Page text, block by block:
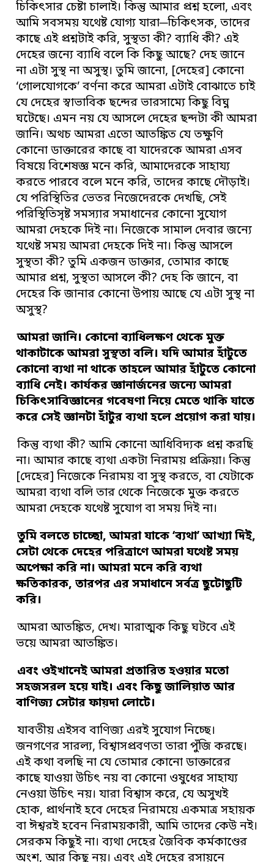
চিকিৎসার চেষ্টা চালাই। কিন্তু আমার প্রশ্ন হলো, এবং
আমি সবসময় যথেষ্ট যোগ্য যারা─চিকিৎসক, তাদের
কাছে এই প্রশ্নটাই করি, সুস্থতা কী? ব্যাধি কী? এই
দেহের জন্যে ব্যাধি বলে কি কিছু আছে? দেহ জানে
না এটা সুস্থ না অসুস্থ। তুমি জানো, [দেহের] কোনো
‘গোলযোগকে’ বর্ণনা করে আমরা এটাই বোঝাতে চাই
যে দেহের স্বাভাবিক ছন্দের ভারসাম্যে কিছু বিঘ্ন
ঘটেছে। এমন নয় যে আসলে দেহের ছন্দটা কী আমরা
জানি। অথচ আমরা এতো আতঙ্কিত যে তক্ষুণি
কোনো ডাক্তারের কাছে বা যাদেরকে আমরা এসব
বিষয়ে বিশেষজ্ঞ মনে করি, আমাদেরকে সাহায্য
করতে পারবে বলে মনে করি, তাদের কাছে দৌড়াই।
যে পরিস্থিতির ভেতর নিজেদেরকে দেখছি, সেই
পরিস্থিতিসৃষ্ট সমস্যার সমাধানের কোনো সুযোগ
আমরা দেহকে দিই না। নিজেকে সামাল দেবার জন্যে
যথেষ্ট সময় আমরা দেহকে দিই না। কিন্তু আসলে
সুস্থতা কী? তুমি একজন ডাক্তার, তোমার কাছে
আমার প্রশ্ন, সুস্থতা আসলে কী? দেহ কি জানে, বা
দেহের কি জানার কোনো উপায় আছে যে এটা সুস্থ না
অসুস্থ?
আমরা জানি। কোনো ব্যাধিলক্ষণ থেকে মুক্ত
থাকাটাকে আমরা সুস্থতা বলি। যদি আমার হাঁটুতে
কোনো ব্যথা না থাকে তাহলে আমার হাঁটুতে কোনো
ব্যাধি নেই। কার্যকর জ্ঞানার্জনের জন্যে আমরা
চিকিৎসাবিজ্ঞানের গবেষণা নিয়ে মেতে থাকি যাতে
করে সেই জ্ঞানটা হাঁটুর ব্যথা হলে প্রয়োগ করা যায়।
কিন্তু ব্যথা কী? আমি কোনো আধিবিদ্যক প্রশ্ন করছি
না। আমার কাছে ব্যথা একটা নিরাময় প্রক্রিয়া। কিন্তু
[দেহের] নিজেকে নিরাময় বা সুস্থ করতে, বা যেটাকে
আমরা ব্যথা বলি তার থেকে নিজেকে মুক্ত করতে
আমরা দেহকে যথেষ্ট সুযোগ বা সময় দিই না।
তুমি বলতে চাচ্ছো, আমরা যাকে ‘ব্যথা’ আখ্যা দিই,
সেটা থেকে দেহের পরিত্রাণে আমরা যথেষ্ট সময়
অপেক্ষা করি না। আমরা মনে করি ব্যথা
ক্ষতিকারক, তারপর এর সমাধানে সর্বত্র ছুটোছুটি
করি।
আমরা আতঙ্কিত, দেখ। মারাত্মক কিছু ঘটবে এই
ভয়ে আমরা আতঙ্কিত।
এবং ওইখানেই আমরা প্রতারিত হওয়ার মতো
সহজসরল হয়ে যাই। এবং কিছু জালিয়াত আর
বাণিজ্য সেটার ফায়দা লোটে।
যাবতীয় এইসব বাণিজ্য এরই সুযোগ নিচ্ছে।
জনগণের সারল্য, বিশ্বাসপ্রবণতা তারা পুঁজি করছে।
এই কথা বলছি না যে তোমার কোনো ডাক্তারের
কাছে যাওয়া উচিৎ নয় বা কোনো ওষুধের সাহায্য
নেওয়া উচিৎ নয়। যারা বিশ্বাস করে, যে অসুখই
হোক, প্রার্থনাই হবে দেহের নিরাময়ে একমাত্র সহায়ক
বা ঈশ্বরই হবেন নিরাময়কারী, আমি তাদের কেউ নই।
সেরকম কিছুই না। ব্যথা দেহের জৈবিক কর্মকাণ্ডের
অংশ, আর কিছু নয়। এবং এই দেহের রসায়নে